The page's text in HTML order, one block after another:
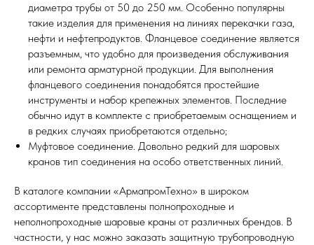
диаметра трубы от 50 до 250 мм. Особенно популярны
такие изделия для применения на линиях перекачки газа,
нефти и нефтепродуктов. Фланцевое соединение является
разъемным, что удобно для произведения обслуживания
или ремонта арматурной продукции. Для выполнения
фланцевого соединения понадобятся простейшие
инструменты и набор крепежных элементов. Последние
обычно идут в комплекте с приобретаемым оснащением и
в редких случаях приобретаются отдельно;
Муфтовое соединение. Довольно редкий для шаровых
кранов тип соединения на особо ответственных линий.
В каталоге компании «АрмапромТехно» в широком
ассортименте представлены полнопроходные и
неполнопроходные шаровые краны от различных брендов. В
частности, у нас можно заказать защитную трубопроводную